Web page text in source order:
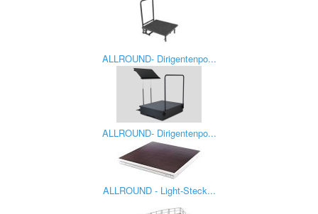
ALLROUND- Dirigentenpo...
ALLROUND- Dirigentenpo...
ALLROUND - Light-Steck...